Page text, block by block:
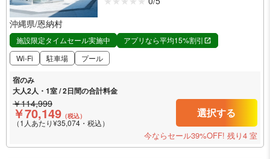
沖縄県/恩納村
施設限定タイムセール実施中
アプリなら平均15%割引
Wi-Fi
駐車場 プール
宿のみ
大人2人・1室 / 2日間の合計料金
￥114,999
￥70,149 （税込）
（1人あたり¥35,074・税込）
選択する
今ならセール39%OFF! 残り4 室